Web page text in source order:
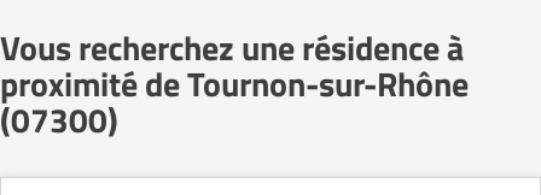
Vous recherchez une résidence à
proximité de Tournon-sur-Rhône
(07300)